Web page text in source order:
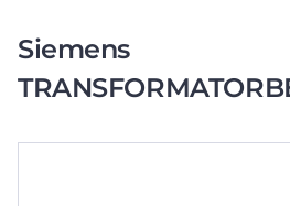
Siemens